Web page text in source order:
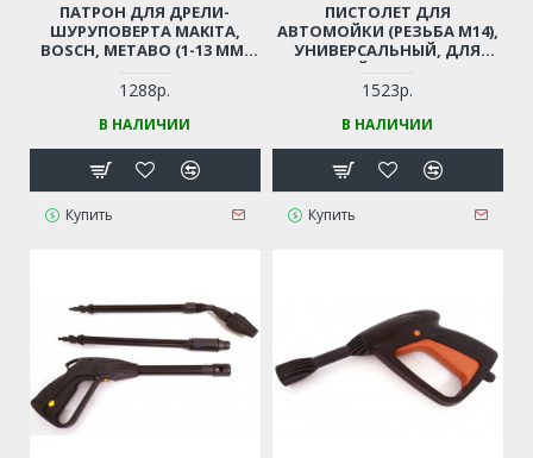
ПАТРОН ДЛЯ ДРЕЛИ-
ШУРУПОВЕРТА MAKITA,
BOSCH, METABO (1-13 ММ,
ПРОФЕССИОНАЛЬНЫЙ
БЫСТРОЗАЖИМНОЙ С
ТРЕЩЕТКОЙ
1288р.
В НАЛИЧИИ
Купить
ПИСТОЛЕТ ДЛЯ
АВТОМОЙКИ (РЕЗЬБА М14),
УНИВЕРСАЛЬНЫЙ, ДЛЯ
КИТАЙСКИХ МОЕК
1523р.
В НАЛИЧИИ
Купить